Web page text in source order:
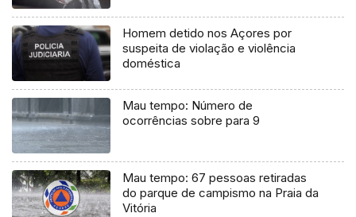
Homem detido nos Açores por
suspeita de violação e violência
doméstica
Mau tempo: Número de
ocorrências sobre para 9
Mau tempo: 67 pessoas retiradas
do parque de campismo na Praia da
Vitória